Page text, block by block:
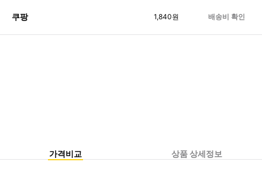
쿠팡 1,840원 배송비 확인
가격비교 상품 상세정보